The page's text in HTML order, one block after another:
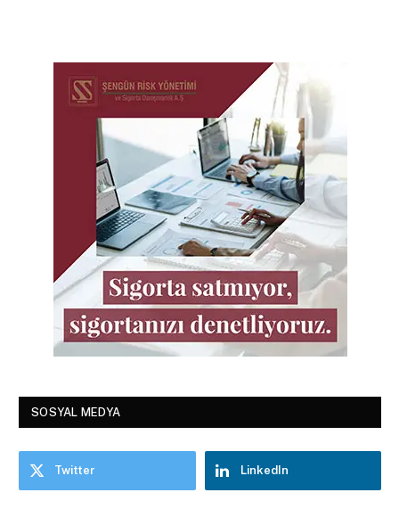
SOSYAL MEDYA
Twitter LinkedIn